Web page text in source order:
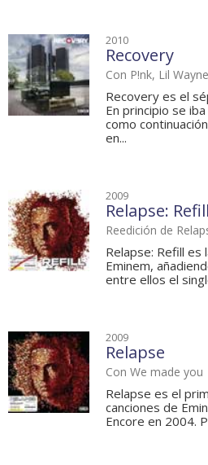
2010
Recovery
Con P!nk, Lil
Recovery es el
En principio se
como
en...
2009
Relapse: Refill
Reedición de
Relapse: Refill es
Eminem,
entre ellos el
2009
Relapse
Con We made you
Relapse es el
canciones de
Encore en 2004.